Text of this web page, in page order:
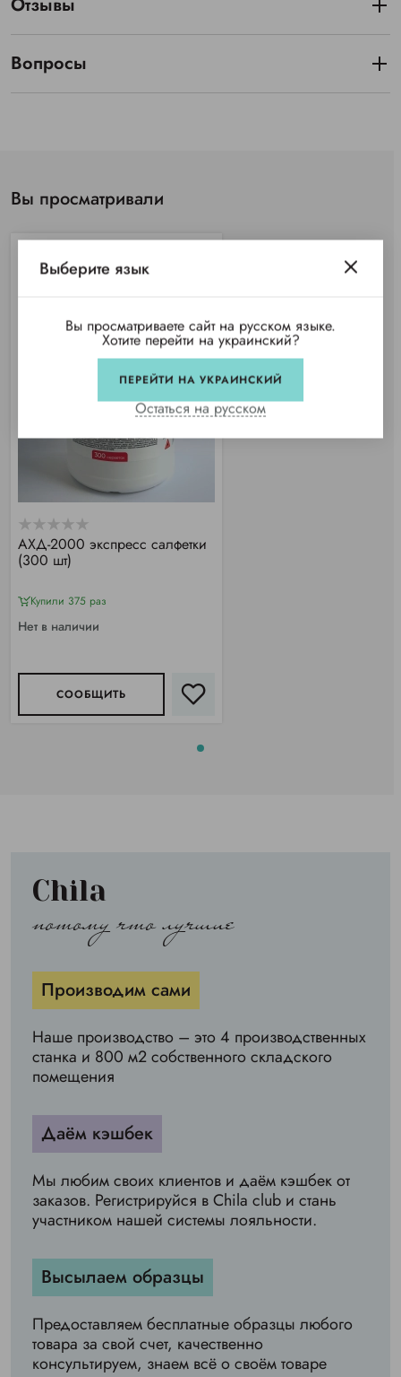
Отзывы
Вопросы
Вы просматривали
АХД-2000 экспресс салфетки
(300 шт)
Купили 375 раз
Нет в наличии
СООБЩИТЬ
Chila
потому что лучшие
Производим сами
Наше производство – это 4 производственных
станка и 800 м2 собственного складского
помещения
Даём кэшбек
Мы любим своих клиентов и даём кэшбек от
заказов. Регистрируйся в Chila club и стань
участником нашей системы лояльности.
Высылаем образцы
Предоставляем бесплатные образцы любого
товара за свой счет, качественно
консультируем, знаем всё о своём товаре
Выберите язык
Вы просматриваете сайт на русском языке.
Хотите перейти на украинский?
ПЕРЕЙТИ НА УКРАИНСКИЙ
Остаться на русском